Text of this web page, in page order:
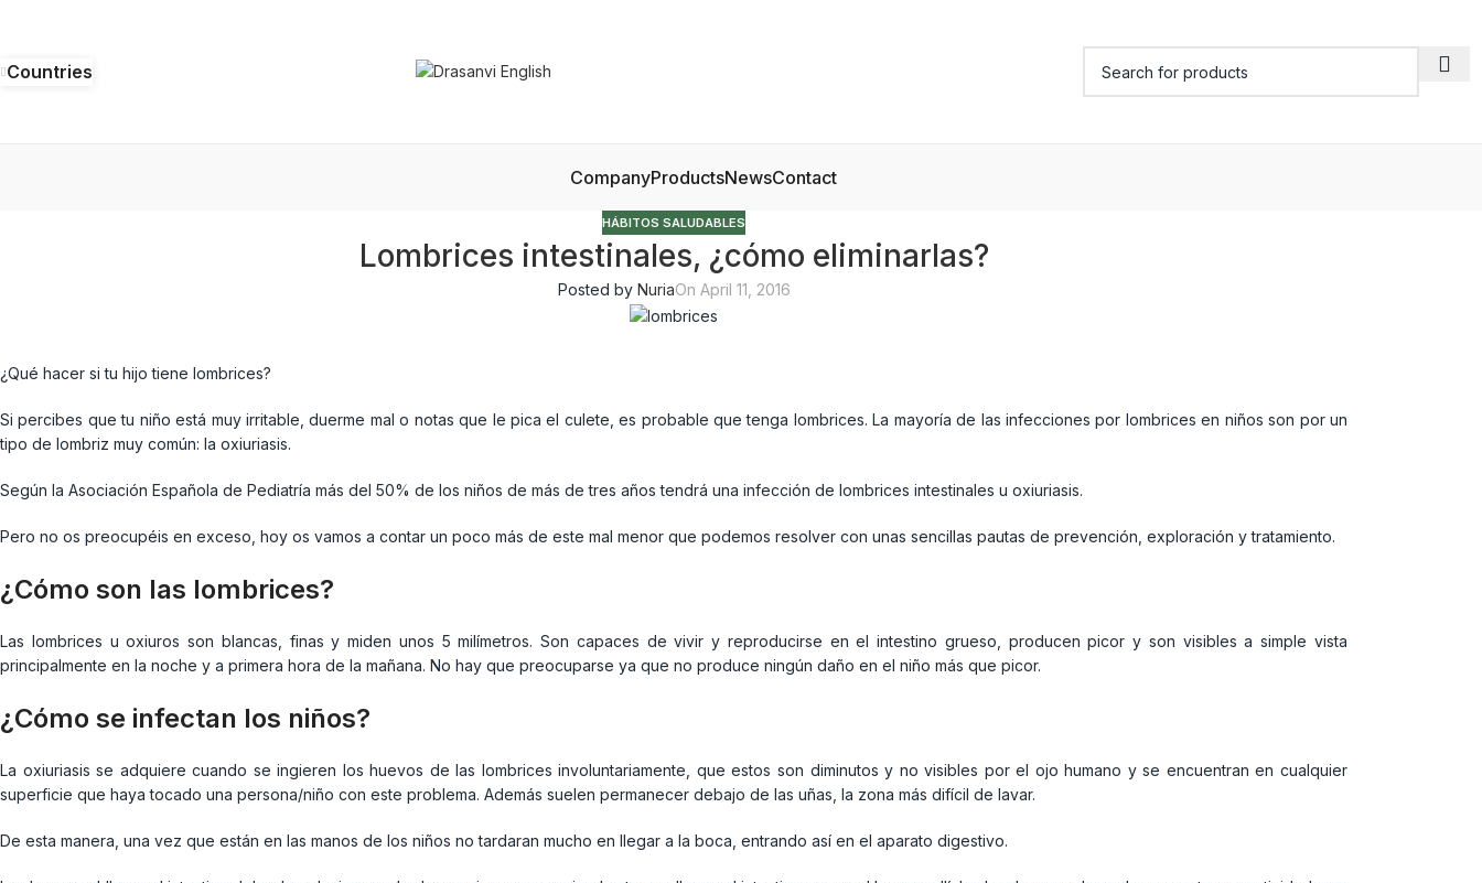
Countries
CompanyProductsNewsContact
HÁBITOS SALUDABLES
Lombrices intestinales, ¿cómo eliminarlas?
Posted by NuriaOn April 11, 2016
¿Qué hacer si tu hijo tiene lombrices?
Si percibes que tu niño está muy irritable, duerme mal o notas que le pica el culete, es probable que tenga lombrices. La mayoría de las infecciones por lombrices en niños son por un
tipo de lombriz muy común: la oxiuriasis.
Según la Asociación Española de Pediatría más del 50% de los niños de más de tres años tendrá una infección de lombrices intestinales u oxiuriasis.
Pero no os preocupéis en exceso, hoy os vamos a contar un poco más de este mal menor que podemos resolver con unas sencillas pautas de prevención, exploración y tratamiento.
¿Cómo son las lombrices?
Las lombrices u oxiuros son blancas, finas y miden unos 5 milímetros. Son capaces de vivir y reproducirse en el intestino grueso, producen picor y son visibles a simple vista
principalmente en la noche y a primera hora de la mañana. No hay que preocuparse ya que no produce ningún daño en el niño más que picor.
¿Cómo se infectan los niños?
La oxiuriasis se adquiere cuando se ingieren los huevos de las lombrices involuntariamente, que estos son diminutos y no visibles por el ojo humano y se encuentran en cualquier
superficie que haya tocado una persona/niño con este problema. Además suelen permanecer debajo de las uñas, la zona más difícil de lavar.
De esta manera, una vez que están en las manos de los niños no tardaran mucho en llegar a la boca, entrando así en el aparato digestivo.